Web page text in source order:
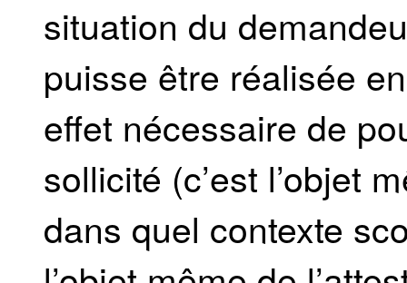
situation du
puisse être réalisée
effet nécessaire de
sollicité (c’est l’objet
dans quel contexte